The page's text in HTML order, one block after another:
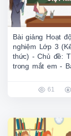
Bài giảng Hoạt
nghiệm Lớp 3
thức) - Chủ đề:
trong mắt em -
61